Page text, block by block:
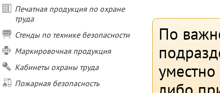
Печатная продукция по охране
труда
Стенды по технике безопасности
Маркировочная продукция
Кабинеты охраны труда
Пожарная безопасность
По